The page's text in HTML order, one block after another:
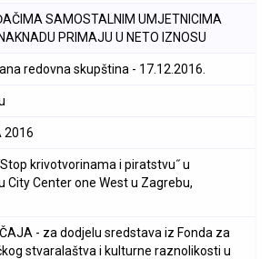
SAMOSTALNIM UMJETNICIMA
PRIMAJU U NETO IZNOSU
redovna skupština - 17.12.2016.
2016
krivotvorinama i piratstvu˝ u
City Center one West u Zagrebu,
- za dodjelu sredstava iz Fonda za
stvaralaštva i kulturne raznolikosti u